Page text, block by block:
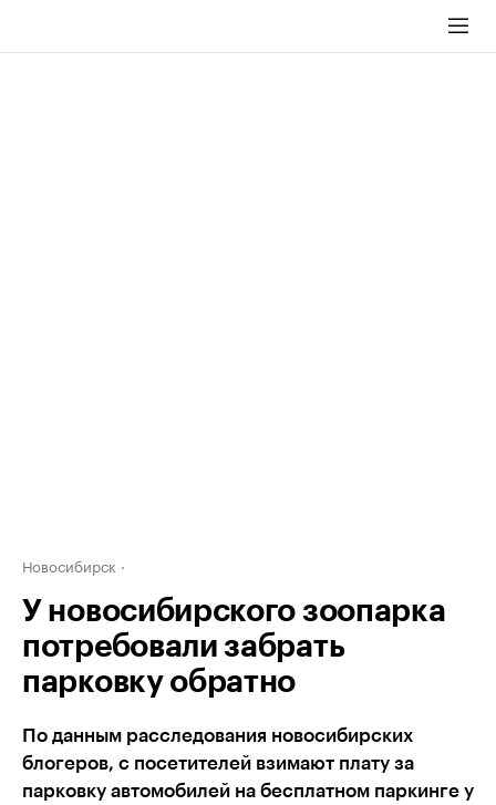
Новосибирск
У новосибирского зоопарка
потребовали забрать
парковку обратно
По данным расследования новосибирских
блогеров, с посетителей взимают плату за
парковку автомобилей на бесплатном паркинге у